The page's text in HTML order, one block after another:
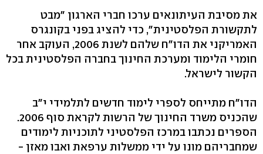
את מסיבת העיתונאים ערכו חברי הארגון "מבט
לתקשורת הפלסטינית", כדי להציג בפני בקונגרס
האמריקני את הדו"ח שלהם לשנת 2006, העוקב אחר
חומרי הלימוד ומערכת החינוך בחברה הפלסטינית בכל
הקשור לישראל.
הדו"ח מתייחס לספרי לימוד חדשים לתלמידי י"ב
שהכניס משרד החינוך של הרשות לקראת סוף 2006.
הספרים נכתבו במרכז הפלסטיני לתוכניות לימודים
שמחבריהם מונו על ידי ממשלות ערפאת ואבו מאזן -